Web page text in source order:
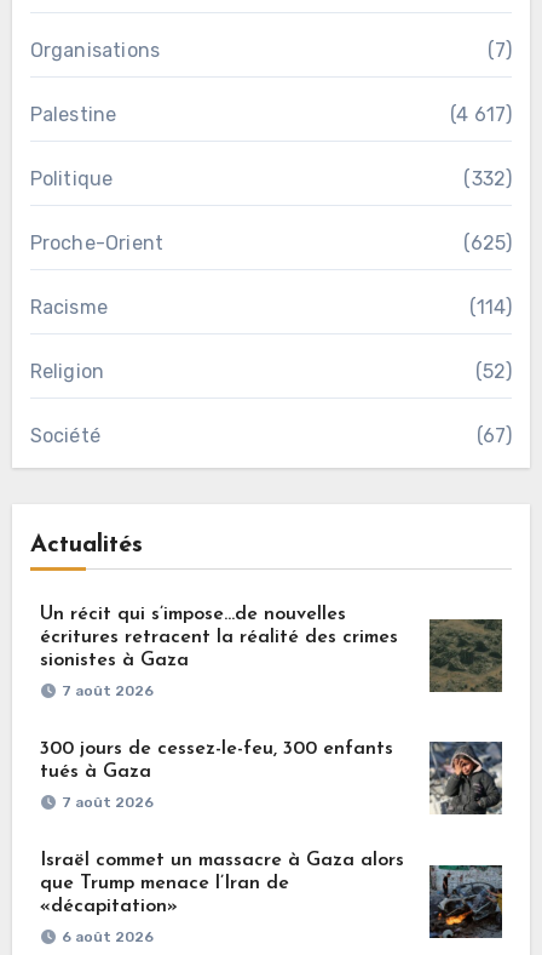
Organisations (7)
Palestine (4 617)
Politique (332)
Proche-Orient (625)
Racisme (114)
Religion (52)
Société (67)
Actualités
Un récit qui s’impose…de nouvelles
écritures retracent la réalité des crimes
sionistes à Gaza
7 août 2026
300 jours de cessez-le-feu, 300 enfants
tués à Gaza
7 août 2026
Israël commet un massacre à Gaza alors
que Trump menace l’Iran de
«décapitation»
6 août 2026